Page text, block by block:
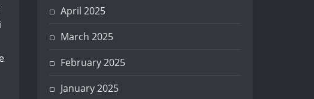
April 2025
March 2025
February 2025
January 2025